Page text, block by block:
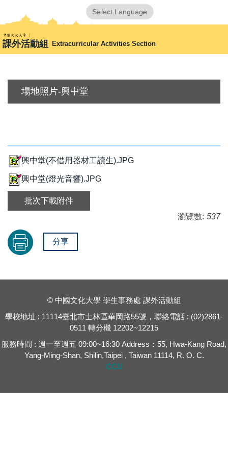
到
主
要
內
區
課外活動組 Extracurricular Activities Section
Translate
場地照片-興中堂
興中堂(不借用器材工讀生).JPG
興中堂(燈光音響).JPG
批次下載附件
瀏覽數: 537
分享
© 中國文化大學 學生事務處 課外活動組
學校地址 : 11114臺北市士林區華岡路55號，聯絡電話 : (02)2861-
0511 轉分機 12202~12215
服務時間 : 週一至週五 09:00~16:30 Address：55, Hwa-Kang Road,
Yang-Ming-Shan, Shilin,Taipei , Taiwan 11114, R. O. C.
CCU